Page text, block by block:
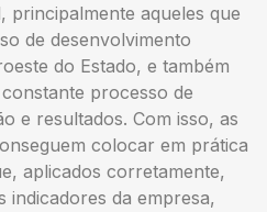
principalmente aqueles que
de desenvolvimento
do Estado, e também
processo de
e resultados. Com isso, as
colocar em prática
aplicados corretamente,
indicadores da empresa,